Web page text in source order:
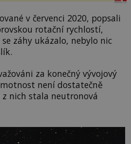
v červenci 2020, popsali
rotační rychlostí,
záhy ukázalo, nebylo nic
za konečný vývojový
není dostatečně
nich stala neutronová